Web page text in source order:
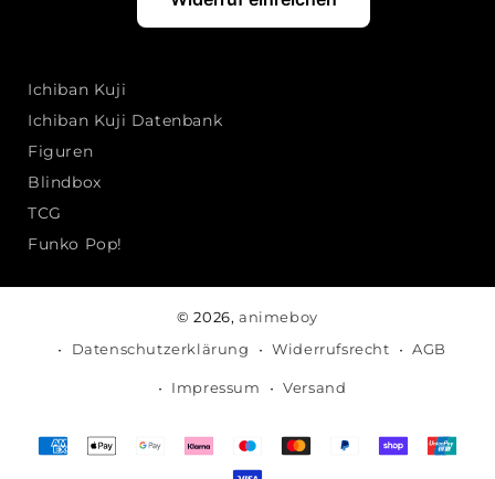
Ichiban Kuji
Ichiban Kuji Datenbank
Figuren
Blindbox
TCG
Funko Pop!
© 2026, animeboy
Datenschutzerklärung
Widerrufsrecht AGB
Impressum Versand
Zahlungsmethoden